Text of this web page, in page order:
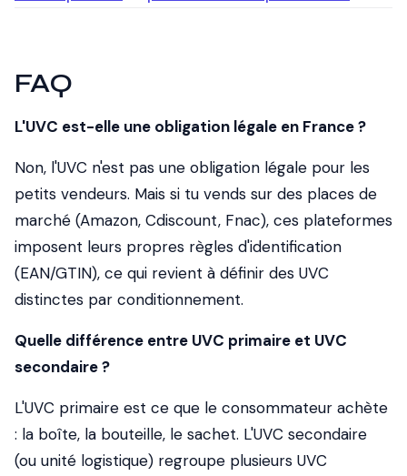
FAQ
L'UVC est-elle une obligation légale en France ?
Non, l'UVC n'est pas une obligation légale pour les
petits vendeurs. Mais si tu vends sur des places de
marché (Amazon, Cdiscount, Fnac), ces plateformes
imposent leurs propres règles d'identification
(EAN/GTIN), ce qui revient à définir des UVC
distinctes par conditionnement.
Quelle différence entre UVC primaire et UVC
secondaire ?
L'UVC primaire est ce que le consommateur achète
: la boîte, la bouteille, le sachet. L'UVC secondaire
(ou unité logistique) regroupe plusieurs UVC